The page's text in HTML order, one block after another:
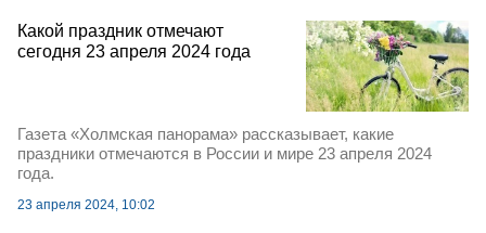
Какой праздник отмечают
сегодня 23 апреля 2024 года
Газета «Холмская панорама» рассказывает, какие
праздники отмечаются в России и мире 23 апреля 2024
года.
23 апреля 2024, 10:02